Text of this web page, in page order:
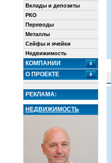
Вклады и депозиты
РКО
Переводы
Металлы
Сейфы и ячейки
Недвижимость
КОМПАНИИ
О ПРОЕКТЕ
РЕКЛАМА:
НЕДВИЖИМОСТЬ